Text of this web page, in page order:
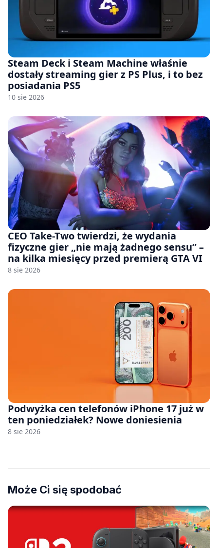
Steam Deck i Steam Machine właśnie
dostały streaming gier z PS Plus, i to bez
posiadania PS5
10 sie 2026
CEO Take-Two twierdzi, że wydania
fizyczne gier „nie mają żadnego sensu” –
na kilka miesięcy przed premierą GTA VI
8 sie 2026
Podwyżka cen telefonów iPhone 17 już w
ten poniedziałek? Nowe doniesienia
8 sie 2026
Może Ci się spodobać